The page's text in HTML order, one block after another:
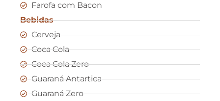
Farofa com Bacon
Bebidas
Cerveja
Coca Cola
Coca Cola Zero
Guaraná Antartica
Guaraná Zero